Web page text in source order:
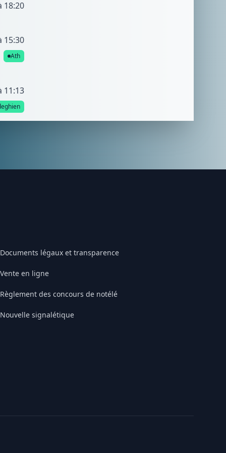
18:20
15:30
Ath
11:13
Documents légaux et transparence
Vente en ligne
Règlement des concours de notélé
Nouvelle signalétique